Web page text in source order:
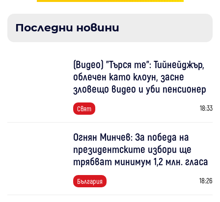
Последни новини
(Видео) "Търся те": Тийнейджър,
облечен като клоун, засне
зловещо видео и уби пенсионер
Свят 18:33
Огнян Минчев: За победа на
президентските избори ще
трябват минимум 1,2 млн. гласа
България 18:26